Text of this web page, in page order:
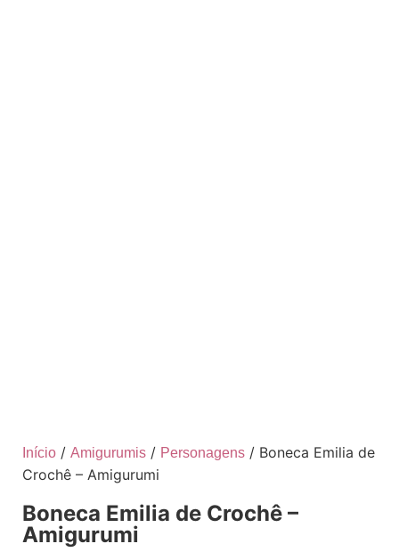
Início / Amigurumis / Personagens / Boneca Emilia de
Crochê – Amigurumi
Boneca Emilia de Crochê –
Amigurumi